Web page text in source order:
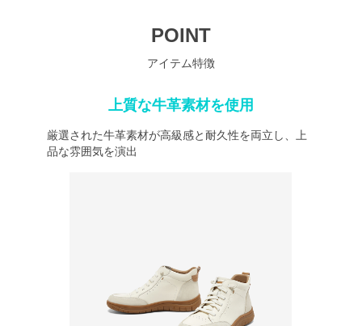
POINT
アイテム特徴
上質な牛革素材を使用
厳選された牛革素材が高級感と耐久性を両立し、上
品な雰囲気を演出